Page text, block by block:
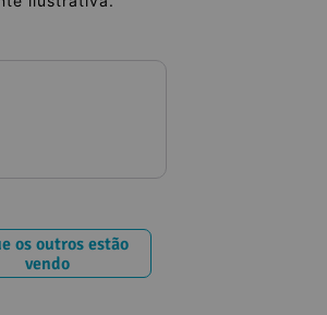
os outros estão
vendo